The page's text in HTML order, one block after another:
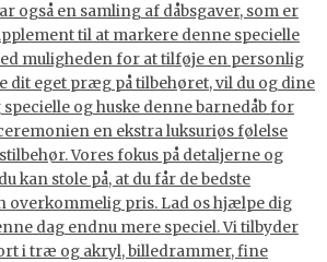
også en samling af dåbsgaver, som er
til at markere denne specielle
muligheden for at tilføje en personlig
dit eget præg på tilbehøret, vil du og dine
og huske denne barnedåb for
en ekstra luksuriøs følelse
Vores fokus på detaljerne og
kan stole på, at du får de bedste
overkommelig pris. Lad os hjælpe dig
dag endnu mere speciel. Vi tilbyder
i træ og akryl, billedrammer, fine